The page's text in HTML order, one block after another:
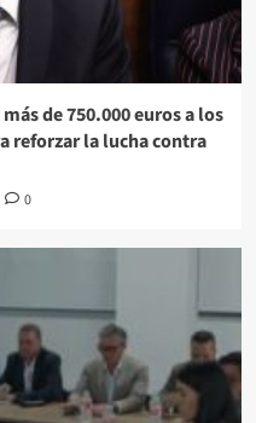
de 750.000 euros a los
reforzar la lucha contra
0